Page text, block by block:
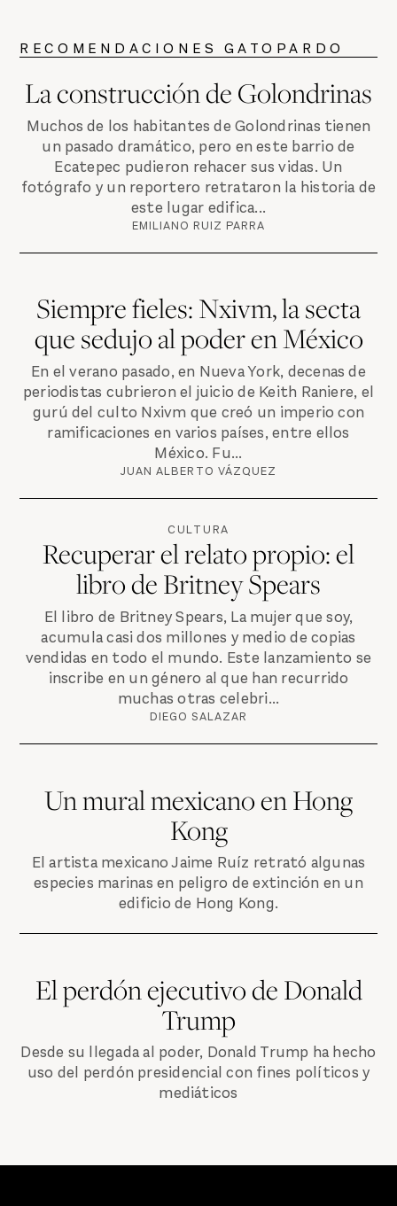
RECOMENDACIONES GATOPARDO
La construcción de Golondrinas
Muchos de los habitantes de Golondrinas tienen
un pasado dramático, pero en este barrio de
Ecatepec pudieron rehacer sus vidas. Un
fotógrafo y un reportero retrataron la historia de
este lugar edifica...
EMILIANO RUIZ PARRA
Siempre fieles: Nxivm, la secta
que sedujo al poder en México
En el verano pasado, en Nueva York, decenas de
periodistas cubrieron el juicio de Keith Raniere, el
gurú del culto Nxivm que creó un imperio con
ramificaciones en varios países, entre ellos
México. Fu...
JUAN ALBERTO VÁZQUEZ
CULTURA
Recuperar el relato propio: el
libro de Britney Spears
El libro de Britney Spears, La mujer que soy,
acumula casi dos millones y medio de copias
vendidas en todo el mundo. Este lanzamiento se
inscribe en un género al que han recurrido
muchas otras celebri...
DIEGO SALAZAR
Un mural mexicano en Hong
Kong
El artista mexicano Jaime Ruíz retrató algunas
especies marinas en peligro de extinción en un
edificio de Hong Kong.
El perdón ejecutivo de Donald
Trump
Desde su llegada al poder, Donald Trump ha hecho
uso del perdón presidencial con fines políticos y
mediáticos